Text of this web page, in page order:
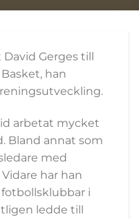
Gerges till
han
arbetat mycket
Bland annat som
med
har han
i
ledde till